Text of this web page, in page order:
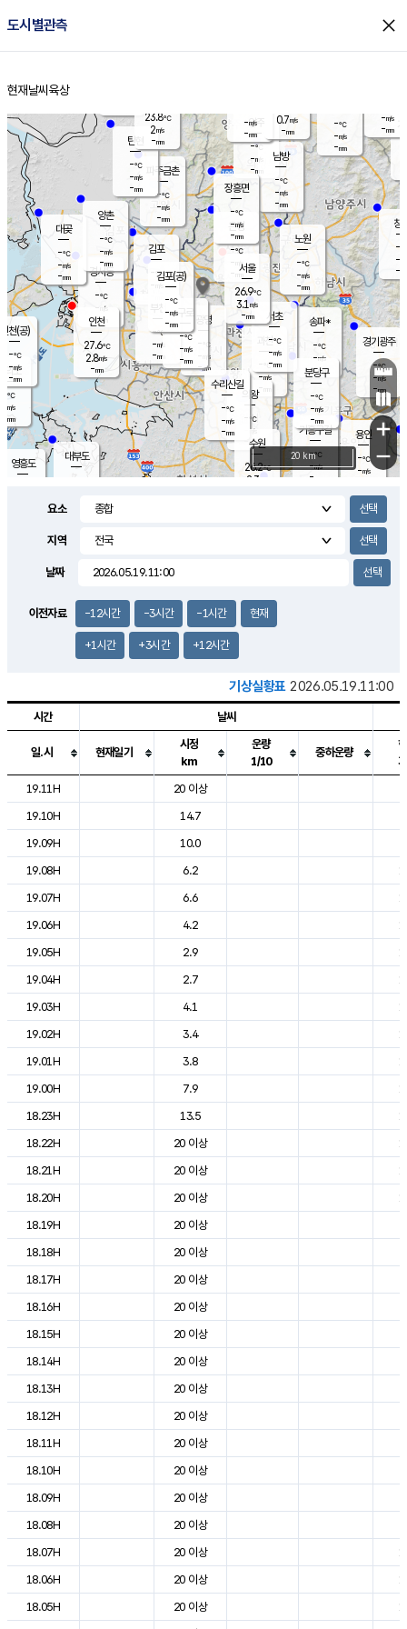
도시별관측 close
홈
현재날씨 육상
의도
℃
m/s
mm
영흥도
양주
-℃
-m/s
-mm
과천
- ℃
-m/s
- mm
용인
-℃
-m/s
경기광주
-℃
-m/s
-mm
- m/s
대부도
경서동
-℃
- m/s
-mm
파주금촌
-℃
-m/s
-mm
-℃
-m/s
-mm
대곶
-℃
-m/s
-mm
창
-
-m/
-
탄현
-℃
-m/s
-mm
-m/s
-mm
의왕
- ℃
m/s
mm
김포
- ℃
-m/s
광명
- ℃
-m/s
-mm
부천
-℃
-m/s
-mm
양촌
-℃
-m/s
-mm
구로
-℃
-m/s
-mm
은평
-℃
-m/s
- mm
노원
-℃
-m/s
-mm
송파*
-℃
-m/s
-mm
서초
-℃
-m/s
-mm
남방
-℃
-m/s
-mm
기흥구갈
-℃
-m/s
-
수리산길
-℃
-m/s
-mm
분당구
-℃
-m/s
-mm
장흥면
-℃
-m/s
-mm
-m/s
-mm
인천(공)
-℃
-m/s
-mm
김포(공)
-℃
-m/s
-mm
수원
26.2℃
2.3 m/s
인천
27.6℃
2.8m/s
-mm
서울
26.9℃
3.1 m/s
-mm
23.8℃
2m/s
-mm
0.7m/s
-mm
+
−
20 km
요소
지역
날짜
이전자료 -12시간 -3시간 -1시간 현재
+1시간 +3시간 +12시간
기상실황표 2026.05.19.11:00
도시별 기상실황표로 지점, 날씨, 기온, 강수, 바람, 기압등을 안내한 표입
시간 날씨
일.시 현재일기
시정
km
운량
1/10
중하운량
19.11H
20 이상
19.10H
14.7
19.09H
10.0
19.08H
6.2
19.07H
6.6
19.06H
4.2
19.05H
2.9
19.04H
2.7
19.03H
4.1
19.02H
3.4
19.01H
3.8
19.00H
7.9
18.23H
13.5
18.22H
20 이상
18.21H
20 이상
18.20H
20 이상
18.19H
20 이상
18.18H
20 이상
18.17H
20 이상
18.16H
20 이상
18.15H
20 이상
18.14H
20 이상
18.13H
20 이상
18.12H
20 이상
18.11H
20 이상
18.10H
20 이상
18.09H
20 이상
18.08H
20 이상
18.07H
20 이상
18.06H
20 이상
18.05H
20 이상